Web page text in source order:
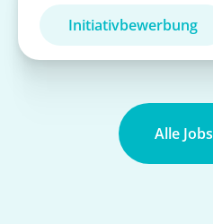
Initiativbewerbung
Alle Jobs